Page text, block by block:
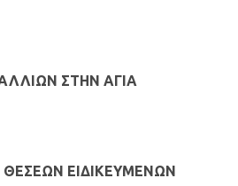
ΣΤΗΝ ΑΓΙΑ
ΕΙΔΙΚΕΥΜΕΝΩΝ